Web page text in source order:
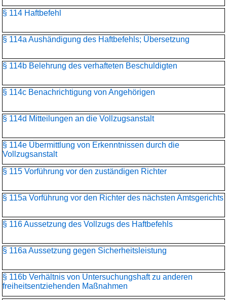
§ 114 Haftbefehl
§ 114a Aushändigung des Haftbefehls; Übersetzung
§ 114b Belehrung des verhafteten Beschuldigten
§ 114c Benachrichtigung von Angehörigen
§ 114d Mitteilungen an die Vollzugsanstalt
§ 114e Übermittlung von Erkenntnissen durch die
Vollzugsanstalt
§ 115 Vorführung vor den zuständigen Richter
§ 115a Vorführung vor den Richter des nächsten Amtsgerichts
§ 116 Aussetzung des Vollzugs des Haftbefehls
§ 116a Aussetzung gegen Sicherheitsleistung
§ 116b Verhältnis von Untersuchungshaft zu anderen
freiheitsentziehenden Maßnahmen